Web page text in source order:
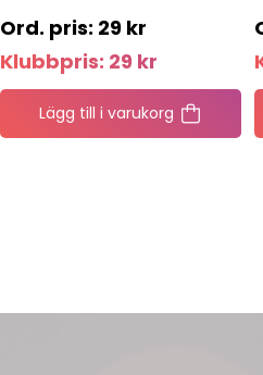
29 kr
Klubbpris: 29 kr
Lägg till i varukorg